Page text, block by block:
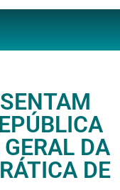
DA
DE